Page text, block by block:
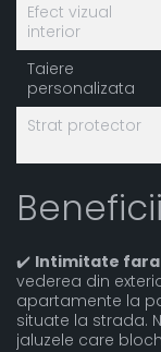
Efect vizual
interior
Taiere
personalizata
Strat protector
✔️ Intimitate
vederea din
apartamente la
situate la strada.
jaluzele care